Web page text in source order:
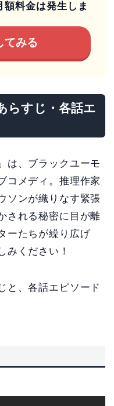
料金は発生しま
てみる
らすじ・各話エ
は、ブラックユーモ
コメディ。推理作家
ソンが織りなす緊張
される秘密に目が離
ーたちが繰り広げ
みください！
と、各話エピソード